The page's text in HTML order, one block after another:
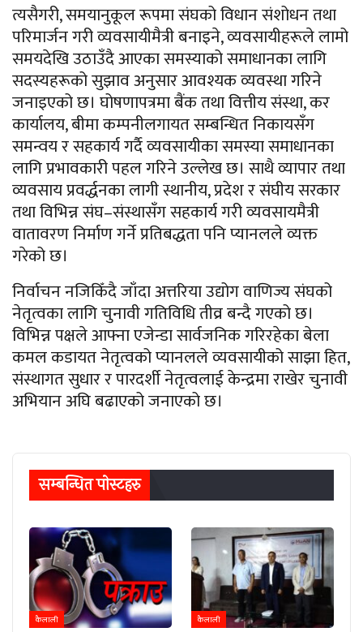
त्यसैगरी, समयानुकूल रूपमा संघको विधान संशोधन तथा
परिमार्जन गरी व्यवसायीमैत्री बनाइने, व्यवसायीहरूले लामो
समयदेखि उठाउँदै आएका समस्याको समाधानका लागि
सदस्यहरूको सुझाव अनुसार आवश्यक व्यवस्था गरिने
जनाइएको छ। घोषणापत्रमा बैंक तथा वित्तीय संस्था, कर
कार्यालय, बीमा कम्पनीलगायत सम्बन्धित निकायसँग
समन्वय र सहकार्य गर्दै व्यवसायीका समस्या समाधानका
लागि प्रभावकारी पहल गरिने उल्लेख छ। साथै व्यापार तथा
व्यवसाय प्रवर्द्धनका लागी स्थानीय, प्रदेश र संघीय सरकार
तथा विभिन्न संघ–संस्थासँग सहकार्य गरी व्यवसायमैत्री
वातावरण निर्माण गर्ने प्रतिबद्धता पनि प्यानलले व्यक्त
गरेको छ।
निर्वाचन नजिकिँदै जाँदा अत्तरिया उद्योग वाणिज्य संघको
नेतृत्वका लागि चुनावी गतिविधि तीव्र बन्दै गएको छ।
विभिन्न पक्षले आफ्ना एजेन्डा सार्वजनिक गरिरहेका बेला
कमल कडायत नेतृत्वको प्यानलले व्यवसायीको साझा हित,
संस्थागत सुधार र पारदर्शी नेतृत्वलाई केन्द्रमा राखेर चुनावी
अभियान अघि बढाएको जनाएको छ।
सम्बन्धित पाेस्टहरु
कैलाली कैलाली